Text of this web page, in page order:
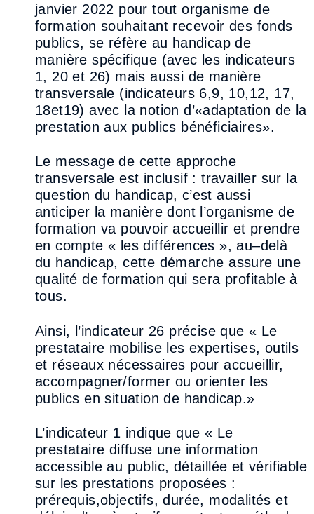
janvier 2022 pour toutorganisme de
formation souhaitant recevoir des fonds
publics, se réfère au handicap de
manièrespécifique (avec les indicateurs
1, 20 et 26) mais aussi de manière
transversale (indicateurs 6,9, 10,12, 17,
18et19) avec la notion d’«adaptation de la
prestation aux publics bénéficiaires».
Le message de cette approche
transversale est inclusif : travailler sur la
question du handicap, c’est aussi
anticiper la manière dont l’organisme de
formation va pouvoir accuei llir et prendre
encompte « les différences », au–delà
du handicap, cette démarche assure une
qualité de formationqui sera profitable à
tous.
Ainsi, l’indicateur 26 précise que « Le
prestataire mobilise les expertises, outils
et réseaux nécessaires pour accueillir,
accompagner/former ou orienter les
publics en situation de handicap.»
L’indicateur 1 indique que « Le
prestataire diffuse une information
accessible au public, détaillée et vérifiable
sur les prestations proposées :
prérequis,objectifs, durée, modalités et